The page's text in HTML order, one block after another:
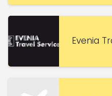
Evenia